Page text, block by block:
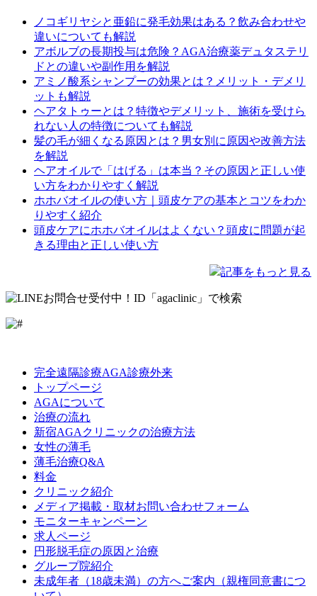
ノコギリヤシと亜鉛に発毛効果はある？飲み合わせや
違いについても解説
アボルブの長期投与は危険？AGA治療薬デュタステリ
ドとの違いや副作用を解説
アミノ酸系シャンプーの効果とは？メリット・デメリ
ットも解説
ヘアタトゥーとは？特徴やデメリット、施術を受けら
れない人の特徴についても解説
髪の毛が細くなる原因とは？男女別に原因や改善方法
を解説
ヘアオイルで「はげる」は本当？その原因と正しい使
い方をわかりやすく解説
ホホバオイルの使い方｜頭皮ケアの基本とコツをわか
りやすく紹介
頭皮ケアにホホバオイルはよくない？頭皮に問題が起
きる理由と正しい使い方
記事をもっと見る
完全遠隔診療AGA診療外来
トップページ
AGAについて
治療の流れ
新宿AGAクリニックの治療方法
女性の薄毛
薄毛治療Q&A
料金
クリニック紹介
メディア掲載・取材お問い合わせフォーム
モニターキャンペーン
求人ページ
円形脱毛症の原因と治療
グループ院紹介
未成年者（18歳未満）の方へご案内（親権同意書につ